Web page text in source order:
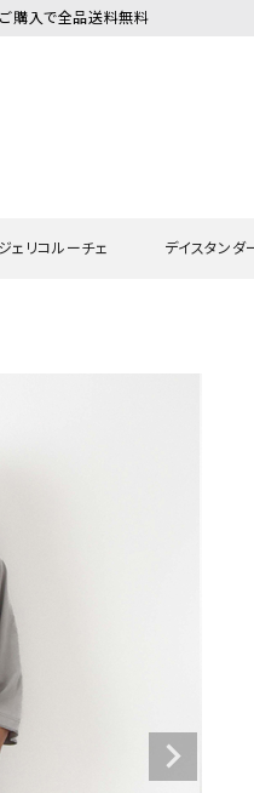
購入で全品送料無料
マキシ丈
カート
ェリコルーチェ デイスタンダ